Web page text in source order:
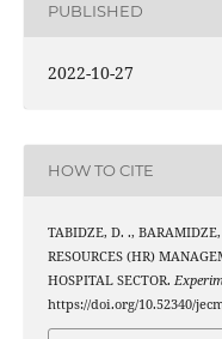
PUBLISHED
2022-10-27
HOW TO CITE
TABIDZE, D. .,
RESOURCES (HR)
HOSPITAL SECTOR.
https://doi.org/10.52340/